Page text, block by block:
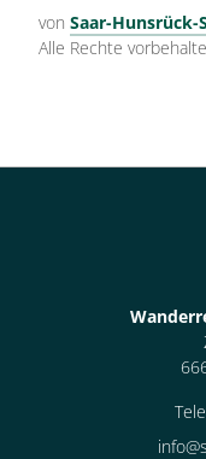
von Saar-Hunsrück-
Alle Rechte